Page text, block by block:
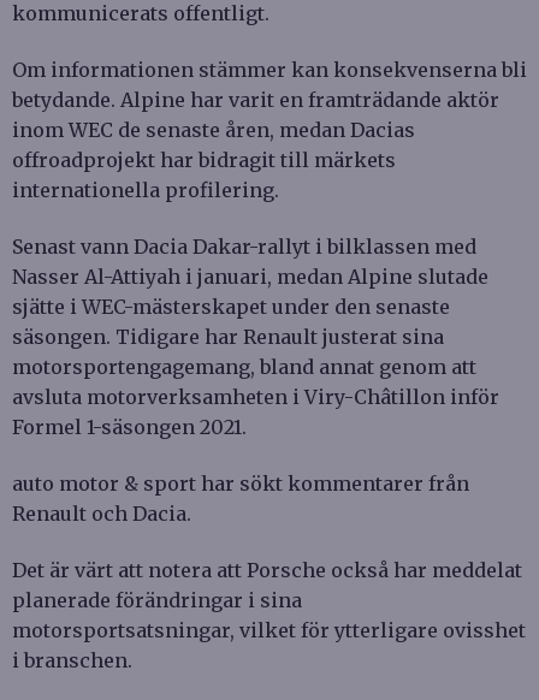
kommunicerats offentligt.
Om informationen stämmer kan konsekvenserna bli
betydande. Alpine har varit en framträdande aktör
inom WEC de senaste åren, medan Dacias
offroadprojekt har bidragit till märkets
internationella profilering.
Senast vann Dacia Dakar-rallyt i bilklassen med
Nasser Al-Attiyah i januari, medan Alpine slutade
sjätte i WEC-mästerskapet under den senaste
säsongen. Tidigare har Renault justerat sina
motorsportengagemang, bland annat genom att
avsluta motorverksamheten i Viry-Châtillon inför
Formel 1-säsongen 2021.
auto motor & sport har sökt kommentarer från
Renault och Dacia.
Det är värt att notera att Porsche också har meddelat
planerade förändringar i sina
motorsportsatsningar, vilket för ytterligare ovisshet
i branschen.